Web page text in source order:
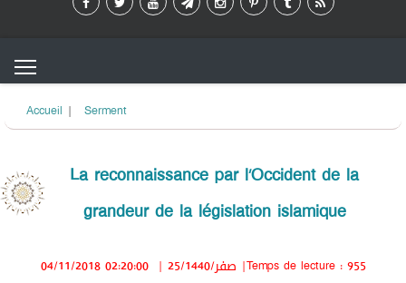
Accueil | Serment
La reconnaissance par l’Occident de la
grandeur de la législation islamique
04/11/2018 02:20:00 | 25/صفر/1440 |Temps de lecture : 955